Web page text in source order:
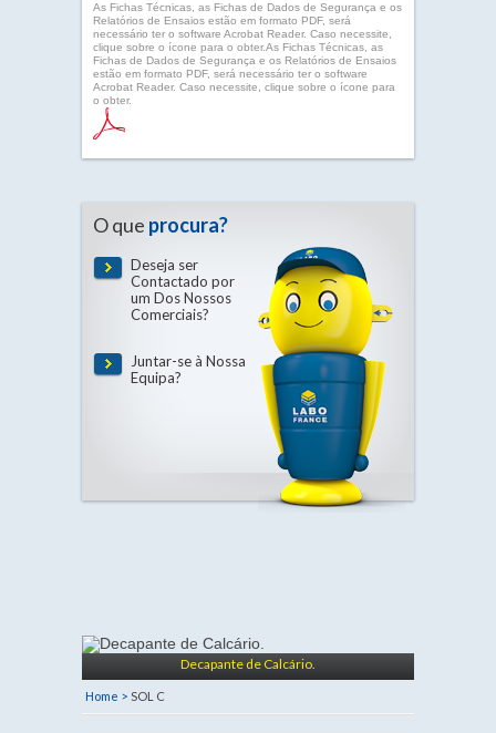
As Fichas Técnicas, as Fichas de Dados de Segurança e os
Relatórios de Ensaios estão em formato PDF, será
necessário ter o software Acrobat Reader. Caso necessite,
clique sobre o ícone para o obter.As Fichas Técnicas, as
Fichas de Dados de Segurança e os Relatórios de Ensaios
estão em formato PDF, será necessário ter o software
Acrobat Reader. Caso necessite, clique sobre o ícone para
o obter.
O que procura?
Deseja ser
Contactado por
um Dos Nossos
Comerciais?
Juntar-se à Nossa
Equipa?
Decapante de Calcário.
Home > SOL C